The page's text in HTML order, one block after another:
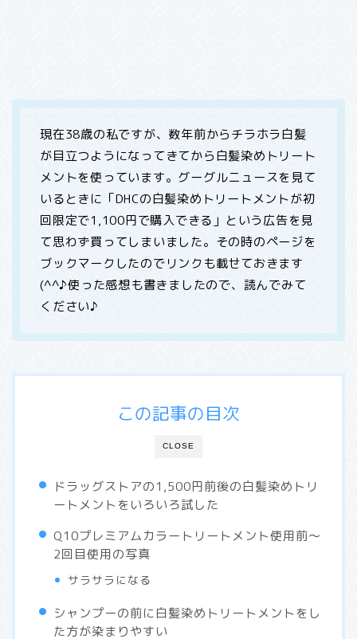
現在38歳の私ですが、数年前からチラホラ白髪
が目立つようになってきてから白髪染めトリート
メントを使っています。グーグルニュースを見て
いるときに「DHCの白髪染めトリートメントが初
回限定で1,100円で購入できる」という広告を見
て思わず買ってしまいました。その時のページを
ブックマークしたのでリンクも載せておきます
(^^♪使った感想も書きましたので、読んでみて
ください♪
CLOSE
この記事の目次
ドラッグストアの1,500円前後の白髪染めトリ
ートメントをいろいろ試した
Q10プレミアムカラートリートメント使用前〜
2回目使用の写真
サラサラになる
シャンプーの前に白髪染めトリートメントをし
た方が染まりやすい